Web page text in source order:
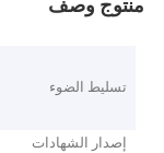
منتوج وصف
تسليط الضوء
إصدار الشهادات